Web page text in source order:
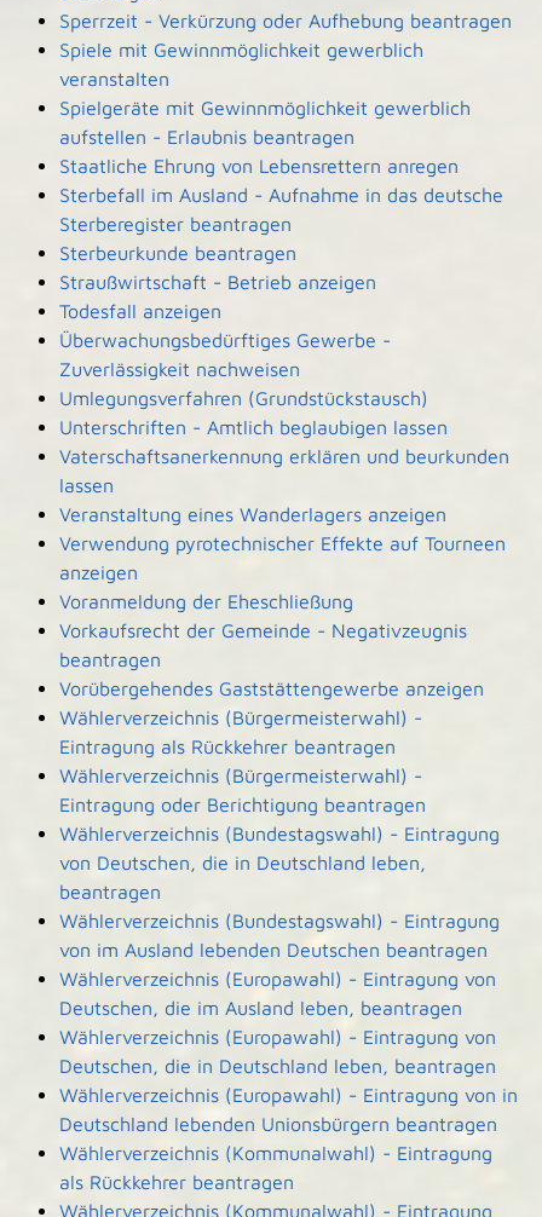
Sperrzeit - Verkürzung oder Aufhebung beantragen
Spiele mit Gewinnmöglichkeit gewerblich
veranstalten
Spielgeräte mit Gewinnmöglichkeit gewerblich
aufstellen - Erlaubnis beantragen
Staatliche Ehrung von Lebensrettern anregen
Sterbefall im Ausland - Aufnahme in das deutsche
Sterberegister beantragen
Sterbeurkunde beantragen
Straußwirtschaft - Betrieb anzeigen
Todesfall anzeigen
Überwachungsbedürftiges Gewerbe -
Zuverlässigkeit nachweisen
Umlegungsverfahren (Grundstückstausch)
Unterschriften - Amtlich beglaubigen lassen
Vaterschaftsanerkennung erklären und beurkunden
lassen
Veranstaltung eines Wanderlagers anzeigen
Verwendung pyrotechnischer Effekte auf Tourneen
anzeigen
Voranmeldung der Eheschließung
Vorkaufsrecht der Gemeinde - Negativzeugnis
beantragen
Vorübergehendes Gaststättengewerbe anzeigen
Wählerverzeichnis (Bürgermeisterwahl) -
Eintragung als Rückkehrer beantragen
Wählerverzeichnis (Bürgermeisterwahl) -
Eintragung oder Berichtigung beantragen
Wählerverzeichnis (Bundestagswahl) - Eintragung
von Deutschen, die in Deutschland leben,
beantragen
Wählerverzeichnis (Bundestagswahl) - Eintragung
von im Ausland lebenden Deutschen beantragen
Wählerverzeichnis (Europawahl) - Eintragung von
Deutschen, die im Ausland leben, beantragen
Wählerverzeichnis (Europawahl) - Eintragung von
Deutschen, die in Deutschland leben, beantragen
Wählerverzeichnis (Europawahl) - Eintragung von in
Deutschland lebenden Unionsbürgern beantragen
Wählerverzeichnis (Kommunalwahl) - Eintragung
als Rückkehrer beantragen
Wählerverzeichnis (Kommunalwahl) - Eintragung